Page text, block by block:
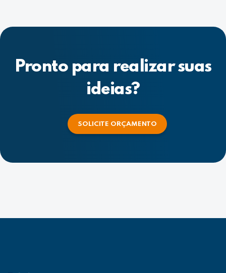
Pronto para realizar suas
ideias?
SOLICITE ORÇAMENTO